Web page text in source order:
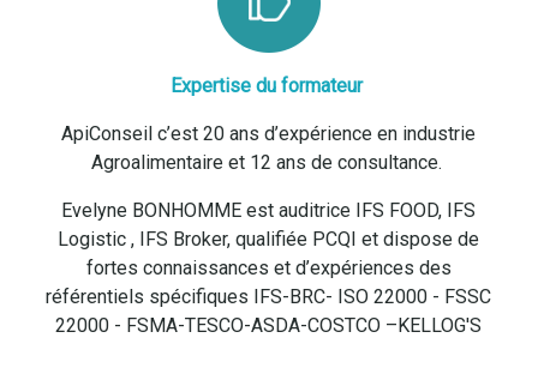
Expertise du formateur
ApiConseil c’est 20 ans d’expérience en industrie
Agroalimentaire et 12 ans de consultance.
Evelyne BONHOMME est auditrice IFS FOOD, IFS
Logistic , IFS Broker, qualifiée PCQI et dispose de
fortes connaissances et d’expériences des
référentiels spécifiques IFS-BRC- ISO 22000 - FSSC
22000 - FSMA-TESCO-ASDA-COSTCO –KELLOG'S